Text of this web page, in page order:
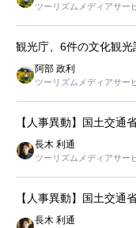
ツーリズムメディアサー
観光庁、6件の文化観
阿部 政利
ツーリズムメディアサー
【人事異動】国土交
長木 利通
ツーリズムメディアサー
【人事異動】国土交通
長木 利通